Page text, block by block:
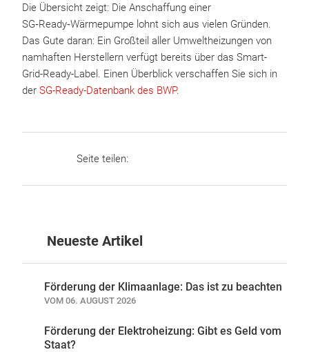
Die Übersicht zeigt: Die Anschaffung einer
SG‑Ready‑Wärmepumpe lohnt sich aus vielen Gründen.
Das Gute daran: Ein Großteil aller Umweltheizungen von
namhaften Herstellern verfügt bereits über das Smart-
Grid-Ready-Label. Einen Überblick verschaffen Sie sich in
der SG-Ready-Datenbank des BWP.
Seite teilen:
Neueste Artikel
Förderung der Klimaanlage: Das ist zu beachten
VOM 06. AUGUST 2026
Förderung der Elektroheizung: Gibt es Geld vom
Staat?